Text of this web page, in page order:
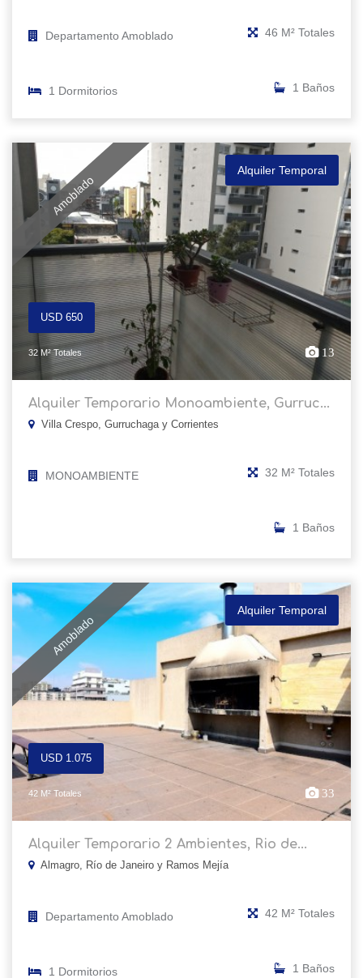
Departamento Amoblado 46 M² Totales
1 Dormitorios 1 Baños
Amoblado
Alquiler Temporal
USD 650
32 M² Totales 13
Alquiler Temporario Monoambiente, Gurruc...
Villa Crespo, Gurruchaga y Corrientes
MONOAMBIENTE 32 M² Totales
1 Baños
Amoblado
Alquiler Temporal
USD 1.075
42 M² Totales 33
Alquiler Temporario 2 Ambientes, Rio de...
Almagro, Río de Janeiro y Ramos Mejía
Departamento Amoblado 42 M² Totales
1 Dormitorios 1 Baños